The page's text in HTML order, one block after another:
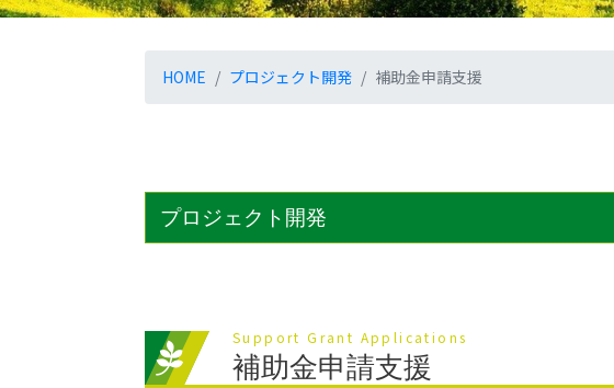
HOME プロジェクト開発 補助金申請支援
プロジェクト開発
Support Grant Applications
補助金申請支援